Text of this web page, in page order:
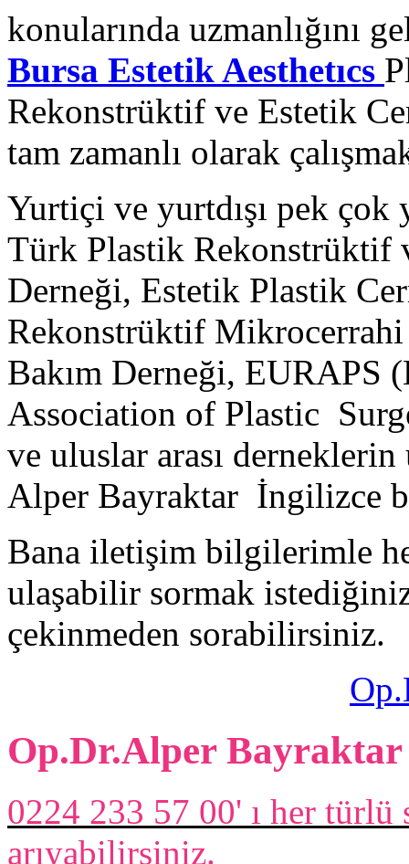
konularında uzmanlığını
Bursa EstetikAesthetıcs
Rekonstrüktif ve Estetik
tam zamanlı olarak
Yurtiçi ve yurtdışı pek çok
Türk Plastik Rekonstrüktif
Derneği, Estetik Plastik
Rekonstrüktif Mikrocerrahi
Bakım Derneği, EURAPS
Association of Plastic
ve uluslar arası
Alper Bayraktar İngilizce
Bana iletişim bilgilerimle
ulaşabilir sormak
çekinmeden sorabilirsiniz.
Op.Dr.Alper Bayraktar
0224 233 57 00' ı her
arıyabilirsiniz.